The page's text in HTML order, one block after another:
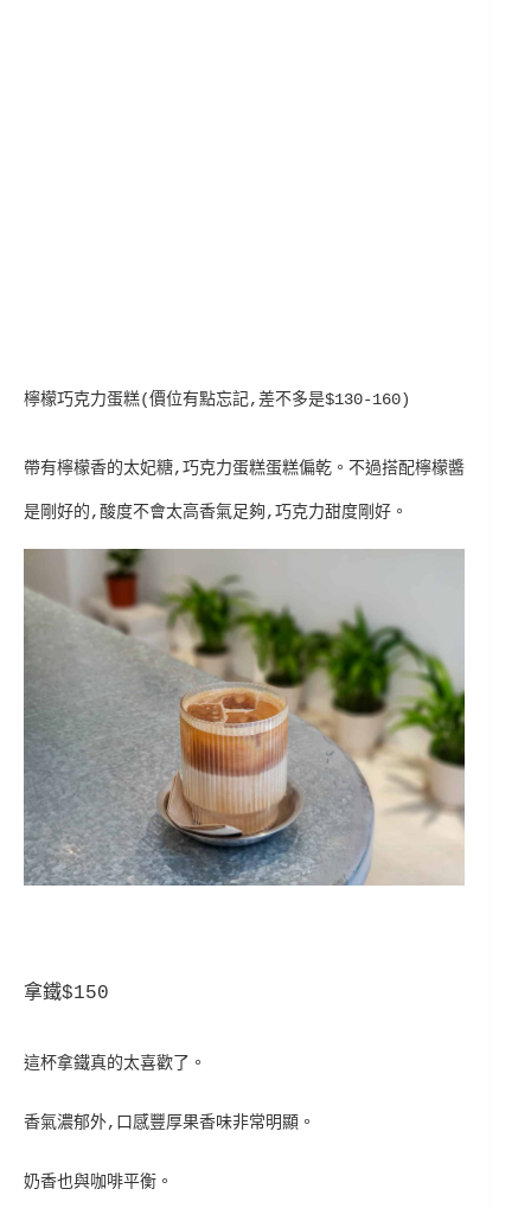
檸檬巧克力蛋糕(價位有點忘記,差不多是$130-160)
帶有檸檬香的太妃糖,巧克力蛋糕蛋糕偏乾。不過搭配檸檬醬
是剛好的,酸度不會太高香氣足夠,巧克力甜度剛好。
拿鐵$150
這杯拿鐵真的太喜歡了。
香氣濃郁外,口感豐厚果香味非常明顯。
奶香也與咖啡平衡。